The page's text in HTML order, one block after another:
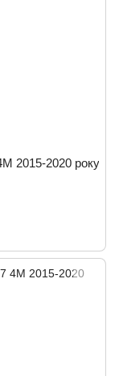
2015-2020 року